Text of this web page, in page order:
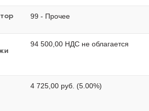
99 - Прочее
94 500,00 НДС не облагается
4 725,00 руб. (5.00%)